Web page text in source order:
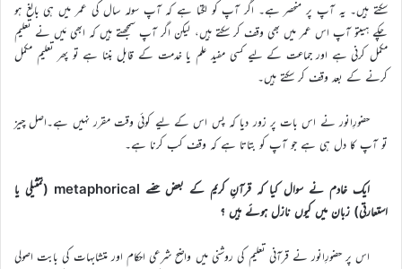
سکتے ہیں۔ یہ آپ پر منحصر ہے۔ اگر آپ کو لگتا ہے کہ آپ سولہ سال کی عمر میں ہی بالغ ہو
چکے ہیںتو آپ اس عمر میں بھی وقف کر سکتے ہیں، لیکن اگر آپ سمجھتے ہیں کہ ابھی مَیں نے تعلیم
مکمل کرنی ہے اور جماعت کے لیے کسی مفید علم یا خدمت کے قابل بننا ہے تو پھر تعلیم مکمل
کرنے کے بعد وقف کر سکتے ہیں۔
حضورِانور نے اس بات پر زور دیا کہ پس اس کے لیے کوئی وقت مقرر نہیں ہے۔اصل چیز
تو آپ کا دل ہی ہے جو آپ کو بتاتا ہے کہ وقف کب کرنا ہے۔
ایک خادم نے سوال کیا کہ قرآنِ کریم کے بعض حصّے metaphorical (تمثیلی یا
استعارتی) زبان میں کیوں نازل ہوئے ہیں ؟
اس پر حضورِانور نے قرآنی تعلیم کی روشنی میں واضح شرعی احکام اور متشابہات کی بابت اصولی